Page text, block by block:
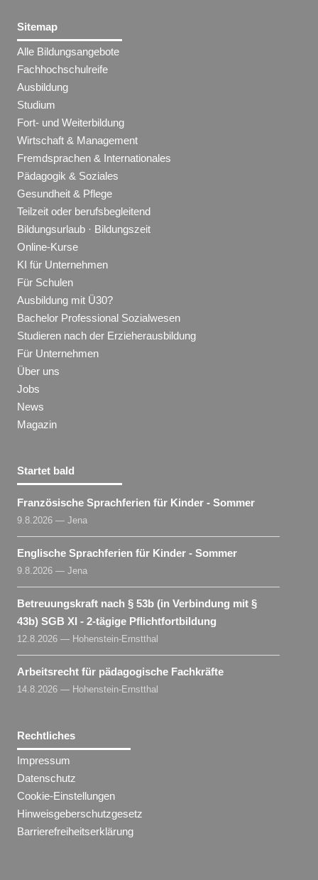
Sitemap
Alle Bildungsangebote
Fachhochschulreife
Ausbildung
Studium
Fort- und Weiterbildung
Wirtschaft & Management
Fremdsprachen & Internationales
Pädagogik & Soziales
Gesundheit & Pflege
Teilzeit oder berufsbegleitend
Bildungsurlaub · Bildungszeit
Online-Kurse
KI für Unternehmen
Für Schulen
Ausbildung mit Ü30?
Bachelor Professional Sozialwesen
Studieren nach der Erzieherausbildung
Für Unternehmen
Über uns
Jobs
News
Magazin
Startet bald
Französische Sprachferien für Kinder - Sommer
9.8.2026 — Jena
Englische Sprachferien für Kinder - Sommer
9.8.2026 — Jena
Betreuungskraft nach § 53b (in Verbindung mit §
43b) SGB XI - 2-tägige Pflichtfortbildung
12.8.2026 — Hohenstein-Ernstthal
Arbeitsrecht für pädagogische Fachkräfte
14.8.2026 — Hohenstein-Ernstthal
Rechtliches
Impressum
Datenschutz
Cookie-Einstellungen
Hinweisgeberschutzgesetz
Barrierefreiheitserklärung